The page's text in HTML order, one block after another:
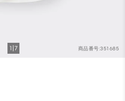
商品番号:351685
1 7